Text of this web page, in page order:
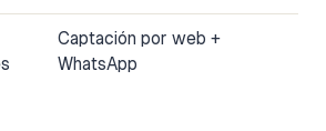
Captación por web +
WhatsApp